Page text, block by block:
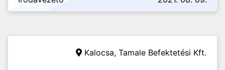
Kalocsa, Tamale Befektetési Kft.